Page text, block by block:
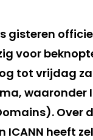
gisteren
voor
tot vrijdag
waaronder
heeft